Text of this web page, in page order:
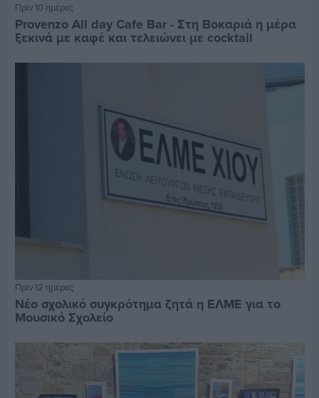
Πριν 10 ημέρες
Provenzo All day Cafe Bar - Στη Βοκαριά η μέρα
ξεκινά με καφέ και τελειώνει με cocktail
Πριν 12 ημέρες
Νέο σχολικό συγκρότημα ζητά η ΕΛΜΕ για το
Μουσικό Σχολείο